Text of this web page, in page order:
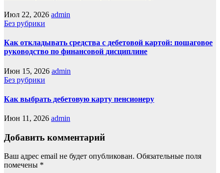
Июл 22, 2026 admin
Без рубрики
Как откладывать средства с дебетовой картой: пошаговое
руководство по финансовой дисциплине
Июн 15, 2026 admin
Без рубрики
Как выбрать дебетовую карту пенсионеру
Июн 11, 2026 admin
Добавить комментарий
Ваш адрес email не будет опубликован. Обязательные поля
помечены *